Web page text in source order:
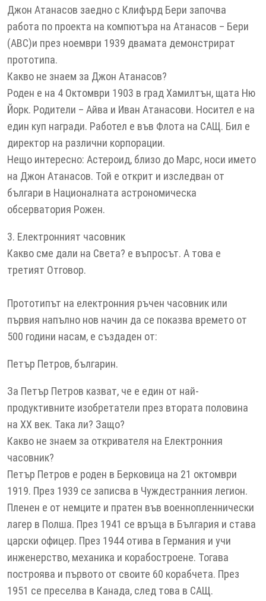
Джон Атанасов заедно с Клифърд Бери започва
работа по проекта на компютъра на Атанасов – Бери
(АВС)и през ноември 1939 двамата демонстрират
прототипа.
Какво не знаем за Джон Атанасов?
Роден е на 4 Октомври 1903 в град Хамилтън, щата Ню
Йорк. Родители – Айва и Иван Атанасови. Носител е на
един куп награди. Работел е във Флота на САЩ. Бил е
директор на различни корпорации.
Нещо интересно: Астероид, близо до Марс, носи името
на Джон Атанасов. Той е открит и изследван от
българи в Националната астрономическа
обсерватория Рожен.
3. Електронният часовник
Какво сме дали на Света? е въпросът. А това е
третият Отговор.
Прототипът на електронния ръчен часовник или
първия напълно нов начин да се показва времето от
500 години насам, е създаден от:
Петър Петров, българин.
За Петър Петров казват, че е един от най-
продуктивните изобретатели през втората половина
на XX век. Така ли? Защо?
Какво не знаем за откривателя на Електронния
часовник?
Петър Петров е роден в Берковица на 21 октомври
1919. През 1939 се записва в Чуждестранния легион.
Пленен е от немците и пратен във военнопленнически
лагер в Полша. През 1941 се връща в България и става
царски офицер. През 1944 отива в Германия и учи
инженерство, механика и корабостроене. Тогава
построява и първото от своите 60 корабчета. През
1951 се преселва в Канада, след това в САЩ.